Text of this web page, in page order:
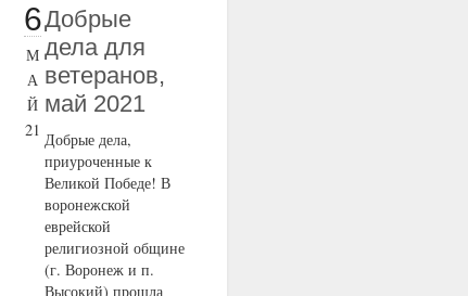
6
М
А
Й
21
Добрые
дела для
ветеранов,
май 2021
Добрые дела,
приуроченные к
Великой Победе! В
воронежской
еврейской
религиозной общине
(г. Воронеж и п.
Высокий) прошла